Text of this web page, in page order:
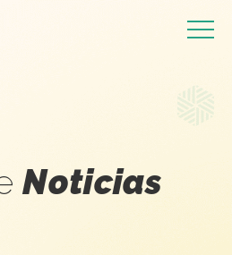
Noticias